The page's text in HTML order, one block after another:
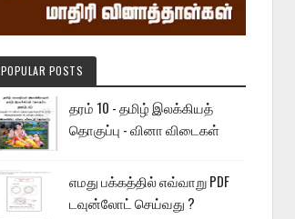
POPULAR POSTS
தரம் 10 - தமிழ் இலக்கியத்
தொகுப்பு - வினா விடைகள்
எமது பக்கத்தில் எவ்வாறு PDF
டவுன்லோட் செய்வது ?